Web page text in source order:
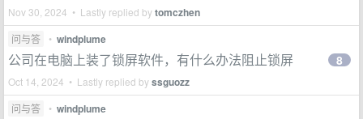
Nov 30, 2024 • Lastly replied bytomczhen
问与答 • windplume
公司在电脑上装了锁屏软件，有什么办法阻止锁屏
Oct 14, 2024 • Lastly replied byssguozz
8
问与答 • windplume